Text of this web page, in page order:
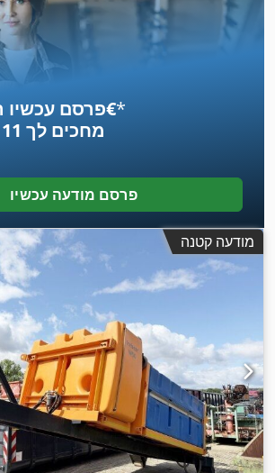
פרסם עכשיו החל מ־‏4.49 ‏€*
מחכים לך 11 מיליון קונים
פרסם מודעה עכשיו
מודעה קטנה